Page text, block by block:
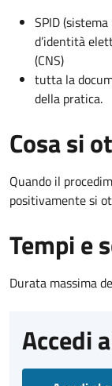
SPID
d’identità
(CNS)
tutta la
della pratica.
Cosa si
Quando il
positivamente si
Tempi e
Durata massima
Accedi